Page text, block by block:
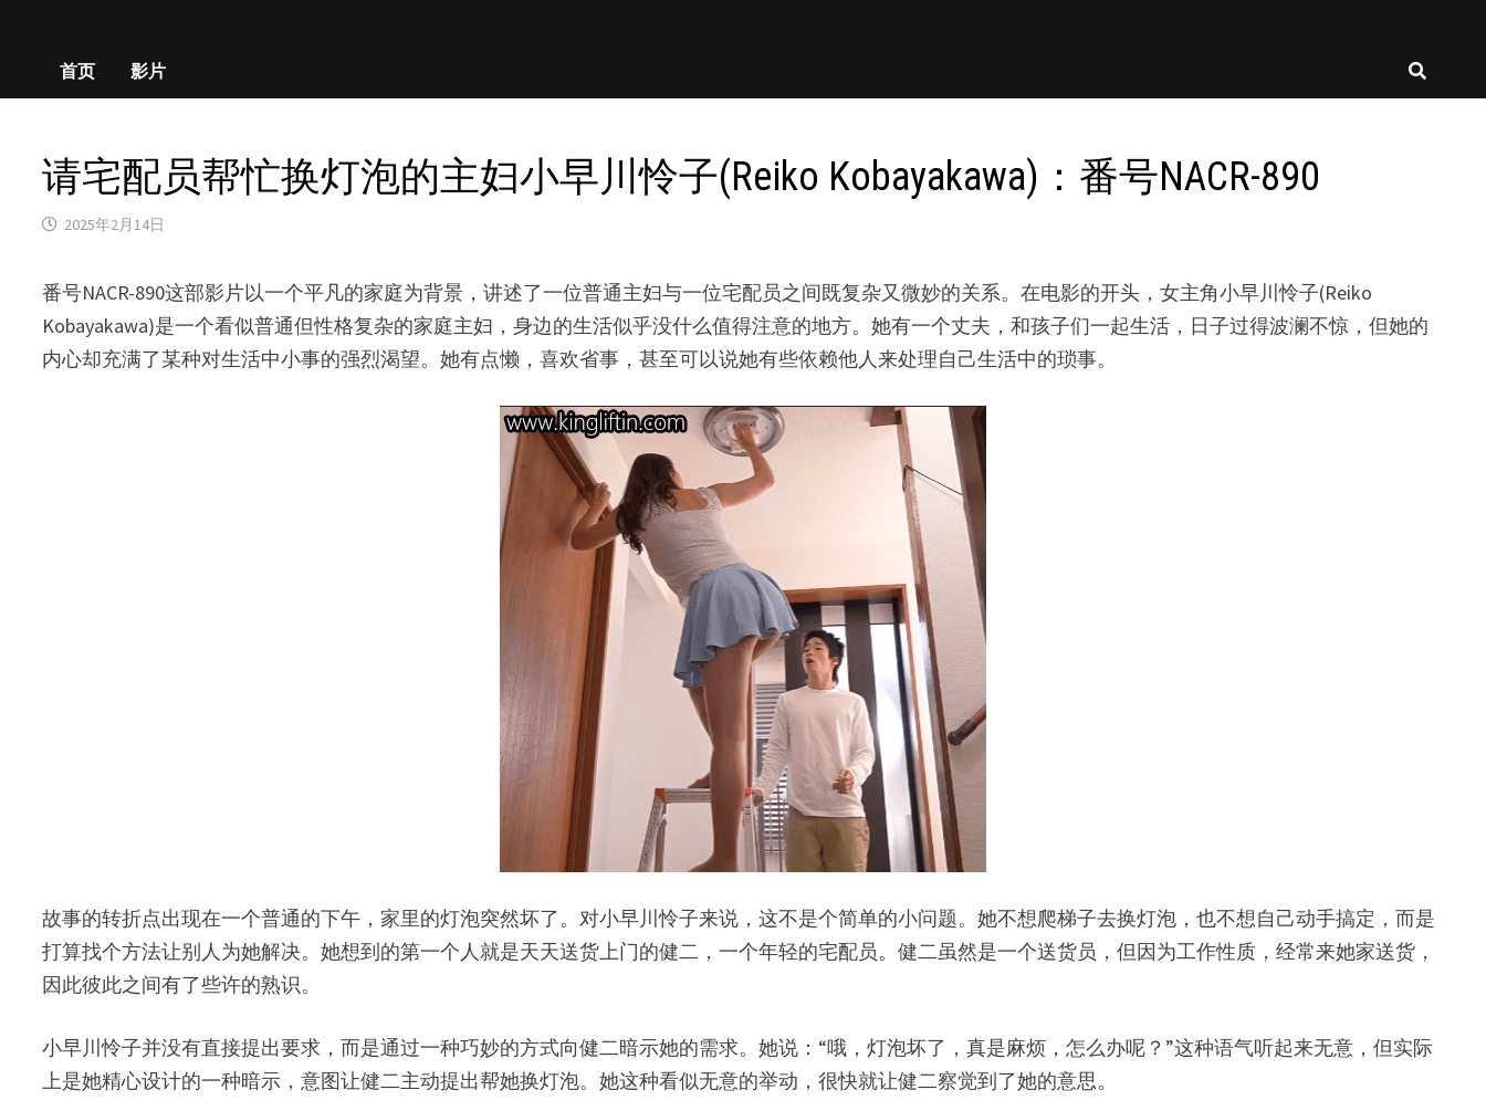
首页 影片
请宅配员帮忙换灯泡的主妇小早川怜子(Reiko Kobayakawa)：番号NACR-890
2025年2月14日
番号NACR-890这部影片以一个平凡的家庭为背景，讲述了一位普通主妇与一位宅配员之间既复杂又微妙的关系。在电影的开头，女主角小早川怜子(Reiko
Kobayakawa)是一个看似普通但性格复杂的家庭主妇，身边的生活似乎没什么值得注意的地方。她有一个丈夫，和孩子们一起生活，日子过得波澜不惊，但她的
内心却充满了某种对生活中小事的强烈渴望。她有点懒，喜欢省事，甚至可以说她有些依赖他人来处理自己生活中的琐事。
故事的转折点出现在一个普通的下午，家里的灯泡突然坏了。对小早川怜子来说，这不是个简单的小问题。她不想爬梯子去换灯泡，也不想自己动手搞定，而是
打算找个方法让别人为她解决。她想到的第一个人就是天天送货上门的健二，一个年轻的宅配员。健二虽然是一个送货员，但因为工作性质，经常来她家送货，
因此彼此之间有了些许的熟识。
小早川怜子并没有直接提出要求，而是通过一种巧妙的方式向健二暗示她的需求。她说：“哦，灯泡坏了，真是麻烦，怎么办呢？”这种语气听起来无意，但实际
上是她精心设计的一种暗示，意图让健二主动提出帮她换灯泡。她这种看似无意的举动，很快就让健二察觉到了她的意思。